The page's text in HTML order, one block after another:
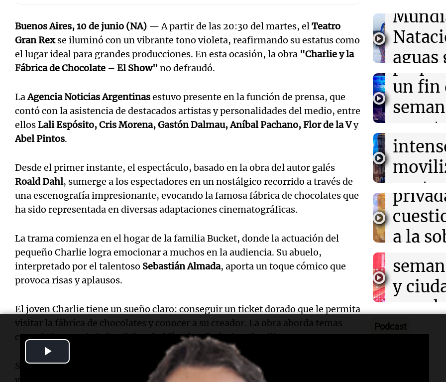
Buenos Aires, 10 de junio (NA) — A partir de las 20:30 del martes, elTeatro
Gran Rexse iluminó con un vibrante tono violeta, reafirmando su estatus como
el lugar ideal para grandes producciones. En esta ocasión, la obra "Charlie y la
Fábrica de Chocolate – El Show" no defraudó.
LaAgencia Noticias Argentinasestuvo presente en la función de prensa, que
contó con la asistencia de destacados artistas y personalidades del medio, entre
ellosLali Espósito, Cris Morena, Gastón Dalmau, Aníbal Pachano, Flor de la Vy
Abel Pintos.
Desde el primer instante, el espectáculo, basado en la obra del autor galés
Roald Dahl, sumerge a los espectadores en un nostálgico recorrido a través de
una escenografía impresionante, evocando la famosa fábrica de chocolates que
ha sido representada en diversas adaptaciones cinematográficas.
La trama comienza en el hogar de la familia Bucket, donde la actuación del
pequeño Charlie logra emocionar a muchos en la audiencia. Su abuelo,
interpretado por el talentoso Sebastián Almada, aporta un toque cómico que
provoca risas y aplausos.
El joven Charlie tiene un sueño claro: conseguir un ticket dorado que le permita
visitar la fábrica de chocolates y conocer a su creador. La obra aborda temas
como la inocencia infantil, la rebeldía y las dinámicas familiares.
Si bien muchos llegan al teatro con la imagen de la película —especialmente la
versión de
—, la adaptación teatral se centra en los
02:04 Tecnología
Descuentos
entradas para
Disrupt 2026
Vogue World
Francisco: un
entre
establece
aguas
frente
Turno
Audio.
un fin
y
ley de
Panorama
Episodios
Audio.
Panorama
Episodios
Audio.
el
a la
digital
Panorama
Episodios
Audio.
un fin
y
contra
Audio.
Audio.
Podcast